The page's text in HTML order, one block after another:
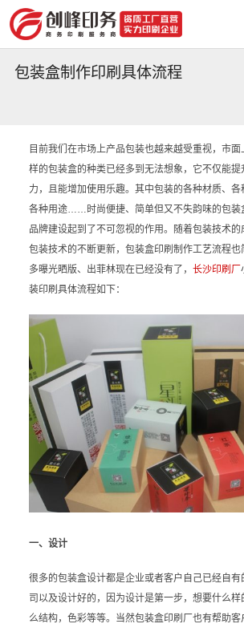
包装盒制作印刷具体流程
目前我们在市场上产品包装也越来越受重视，市
样的包装盒的种类已经多到无法想象，它不仅能提
力，且能增加使用乐趣。其中包装的各种材质、各
各种用途……时尚便捷、简单但又不失韵味的包装
品牌建设起到了不可忽视的作用。随着包装技术的
包装技术的不断更新，包装盒印刷制作工艺流程也
多曝光晒版、出菲林现在已经没有了， 长沙印刷厂
装印刷具体流程如下：
一、设计
很多的包装盒设计都是企业或者客户自己已经自
司以及设计好的，因为设计是第一步，想要什么
么结构，色彩等等。当然包装盒印刷厂也有帮助客